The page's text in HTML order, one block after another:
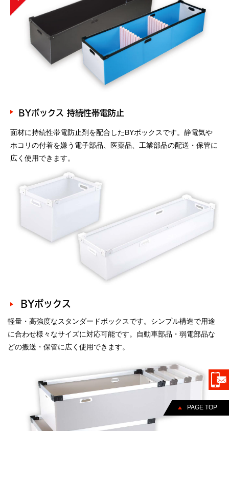
BYボックス 持続性帯電防止
面材に持続性帯電防止剤を配合したBYボックスです。静電気や
ホコリの付着を嫌う電子部品、医薬品、工業部品の配送・保管に
広く使用できます。
BYボックス
軽量・高強度なスタンダードボックスです。シンプル構造で用途
に合わせ様々なサイズに対応可能です。自動車部品・弱電部品な
どの搬送・保管に広く使用できます。
PAGE TOP